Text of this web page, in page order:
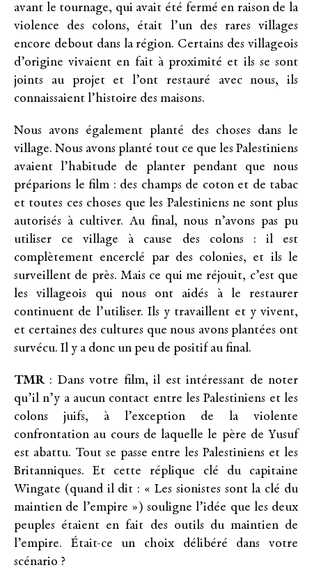
avant le tournage, qui avait été fermé en raison de la
violence des colons, était l’un des rares villages
encore debout dans la région. Certains des villageois
d’origine vivaient en fait à proximité et ils se sont
joints au projet et l’ont restauré avec nous, ils
connaissaient l’histoire des maisons.
Nous avons également planté des choses dans le
village. Nous avons planté tout ce que les Palestiniens
avaient l’habitude de planter pendant que nous
préparions le film : des champs de coton et de tabac
et toutes ces choses que les Palestiniens ne sont plus
autorisés à cultiver. Au final, nous n’avons pas pu
utiliser ce village à cause des colons : il est
complètement encerclé par des colonies, et ils le
surveillent de près. Mais ce qui me réjouit, c’est que
les villageois qui nous ont aidés à le restaurer
continuent de l’utiliser. Ils y travaillent et y vivent,
et certaines des cultures que nous avons plantées ont
survécu. Il y a donc un peu de positif au final.
TMR: Dans votre film, il est intéressant de noter
qu’il n’y a aucun contact entre les Palestiniens et les
colons juifs, à l’exception de la violente
confrontation au cours de laquelle le père de Yusuf
est abattu. Tout se passe entre les Palestiniens et les
Britanniques. Et cette réplique clé du capitaine
Wingate (quand il dit : « Les sionistes sont la clé du
maintien de l’empire ») souligne l’idée que les deux
peuples étaient en fait des outils du maintien de
l’empire. Était-ce un choix délibéré dans votre
scénario ?